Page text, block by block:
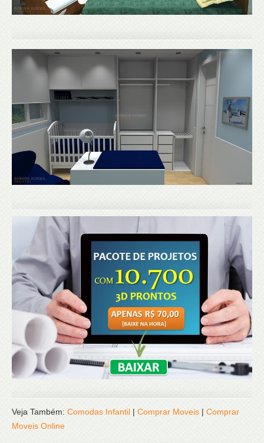
Veja Também: Comodas Infantil | Comprar Moveis | Comprar
Moveis Online